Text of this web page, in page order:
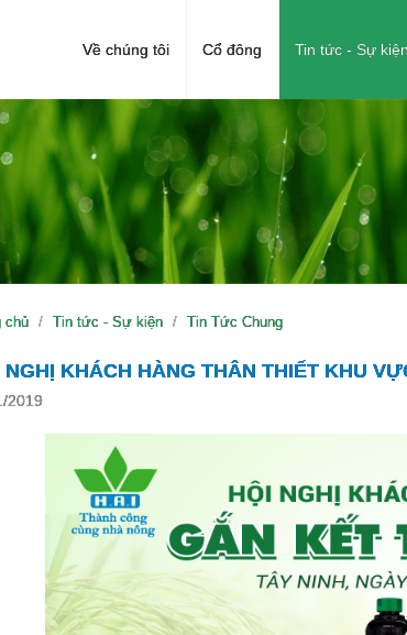
Về chúng tôi Cổ đông Tin tức - Sự kiện
chủ Tin tức - Sự kiện Tin Tức Chung
NGHỊ KHÁCH HÀNG THÂN THIẾT KHU
2019